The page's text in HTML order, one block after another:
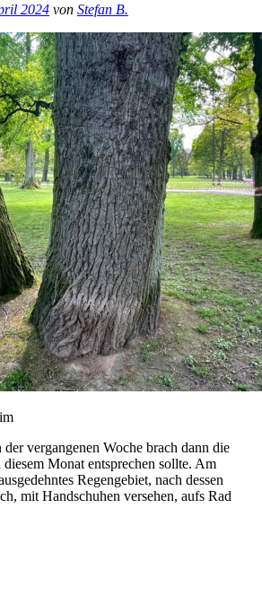
2024 von Stefan B.
vergangenen Woche brach dann die
Monat entsprechen sollte. Am
Regengebiet, nach dessen
mit Handschuhen versehen, aufs Rad